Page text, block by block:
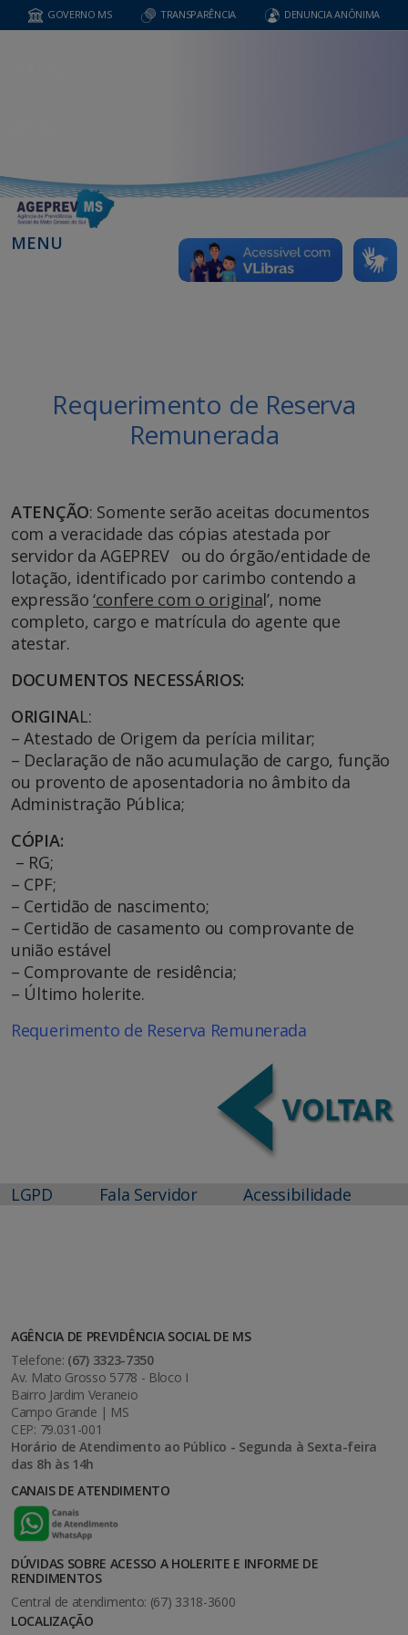
GOVERNO MS TRANSPARÊNCIA DENUNCIA ANÔNIMA
MENU
Requerimento de Reserva
Remunerada
ATENÇÃO: Somente serão aceitas documentos
com a veracidade das cópias atestada por
servidor da AGEPREV ou do órgão/entidade de
lotação, identificado por carimbo contendo a
expressão ‘confere com o original’, nome
completo, cargo e matrícula do agente que
atestar.
DOCUMENTOS NECESSÁRIOS:
ORIGINAL:
– Atestado de Origem da perícia militar;
– Declaração de não acumulação de cargo, função
ou provento de aposentadoria no âmbito da
Administração Pública;
CÓPIA:
– RG;
– CPF;
– Certidão de nascimento;
– Certidão de casamento ou comprovante de
união estável
– Comprovante de residência;
– Último holerite.
Requerimento de Reserva Remunerada
LGPD Fala Servidor Acessibilidade
AGÊNCIA DE PREVIDÊNCIA SOCIAL DE MS
Telefone: (67) 3323-7350
Av. Mato Grosso 5778 - Bloco I
Bairro Jardim Veraneio
Campo Grande | MS
CEP: 79.031-001
Horário de Atendimento ao Público - Segunda à Sexta-feira
das 8h às 14h
CANAIS DE ATENDIMENTO
DÚVIDAS SOBRE ACESSO A HOLERITE E INFORME DE
RENDIMENTOS
Central de atendimento: (67) 3318-3600
LOCALIZAÇÃO